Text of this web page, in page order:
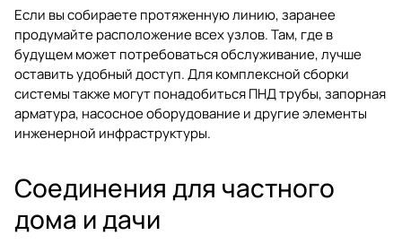
Если вы собираете протяженную линию, заранее
продумайте расположение всех узлов. Там, где в
будущем может потребоваться обслуживание, лучше
оставить удобный доступ. Для комплексной сборки
системы также могут понадобитьсяПНД трубы,запорная
арматура, насосное оборудованиеи другие элементы
инженерной инфраструктуры.
Соединения для частного
дома и дачи